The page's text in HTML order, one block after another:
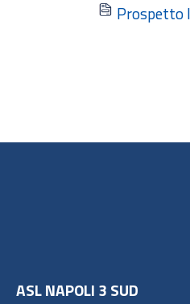
Prospetto
ASL NAPOLI 3 SUD